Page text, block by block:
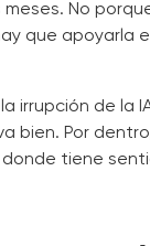
No
que apoyarla
irrupción de la
bien. Por
tiene